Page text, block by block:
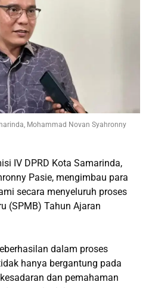
Mohammad Novan Syahronny
IV DPRD Kota Samarinda,
Pasie, mengimbau para
secara menyeluruh proses
(SPMB) Tahun Ajaran
dalam proses
hanya bergantung pada
dan pemahaman